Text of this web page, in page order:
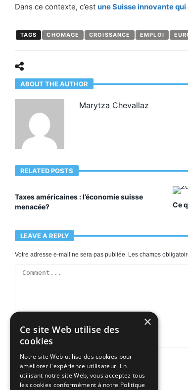
Dans ce contexte, c’est une Suisse innovantequi
TAGS CHOMAGE CROISSANCE EMPLOI
ABOUT THE AUTHOR
Marytza Chevallaz
RELATED POSTS
Taxes américaines : l’économie suisse
menacée?
Ce
LEAVE A REPLY
Votre adresse e-mail ne sera pas publiée. Les champs
×
Ce site Web utilise des
cookies
Notre site Web utilise des cookies pour
améliorer l'expérience utilisateur. En
utilisant notre site Web, vous acceptez tous
les cookies conformément à notre Politique